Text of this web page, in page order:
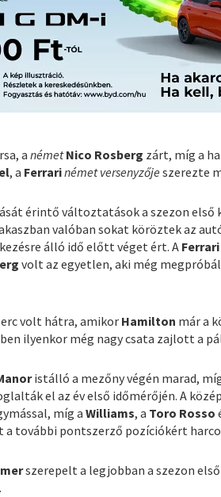
anémetNico Rosberg zárt, míg a
, a Ferrarinémet versenyzője szerezte
érintő változtatások a szezon első
valóban sokat köröztek az
álló idő előtt véget ért. A Ferrari
volt az egyetlen, aki még
volt hátra, amikorHamilton már a
ilyenkor még nagy csata zajlott a
istálló a mezőny végén marad,
el az év első időmérőjén. A
míg aWilliams, a Toro Rosso
további pontszerző pozíciókért
szerepelt a legjobban a szezon